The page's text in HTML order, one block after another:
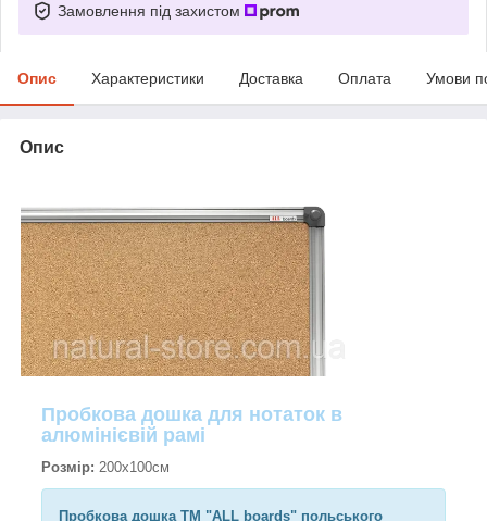
Замовлення під захистом
Опис Характеристики Доставка Оплата Умови
Опис
Пробкова дошка для нотаток в
алюмінієвій рамі
Розмір: 200х100см
Пробкова дошка TM "ALL boards" польського